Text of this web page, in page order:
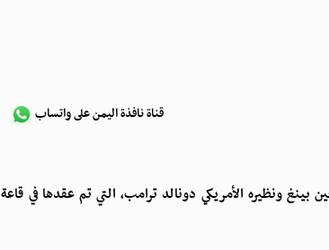
قناة نافذة اليمن على واتساب
ونظيره الأمريكي دونالد ترامب، التي تم عقدها في قاعة